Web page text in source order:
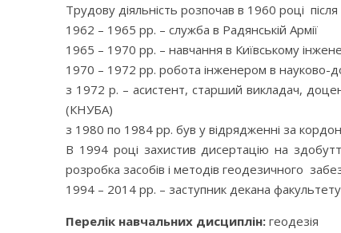
Трудову діяльність розпочав в 1960 році
1962 – 1965 рр. – служба в Радянській Армії
1965 – 1970 рр. – навчання в Київському
1970 – 1972 рр. робота інженером в науково-
з 1972 р. – асистент, старший викладач,
(КНУБА)
з 1980 по 1984 рр. був у відрядженні за
В 1994 році захистив дисертацію на
розробка засобів і методів геодезичного
1994 – 2014 рр. – заступник декана
Перелік навчальних дисциплін: геодезія